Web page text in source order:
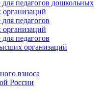
педагогов дошкольных
организаций
педагогов
организаций
педагогов
организаций
взноса
России